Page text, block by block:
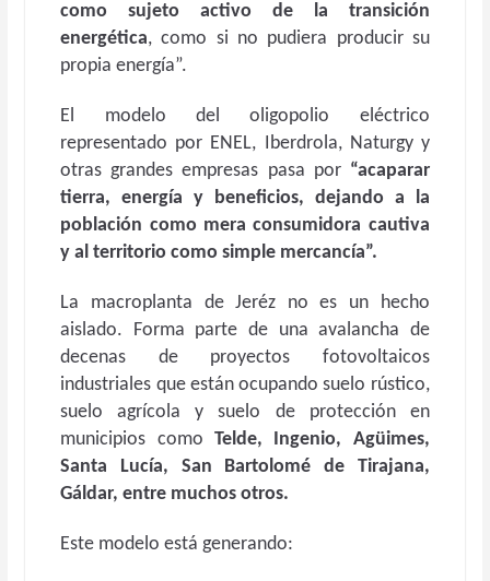
como sujeto activo de la transición
energética, como si no pudiera producir su
propia energía”.
El modelo del oligopolio eléctrico
representado por ENEL, Iberdrola, Naturgy y
otras grandes empresas pasa por “acaparar
tierra, energía y beneficios, dejando a la
población como mera consumidora cautiva
y al territorio como simple mercancía”.
La macroplanta de Jeréz no es un hecho
aislado. Forma parte de una avalancha de
decenas de proyectos fotovoltaicos
industriales que están ocupando suelo rústico,
suelo agrícola y suelo de protección en
municipios como Telde, Ingenio, Agüimes,
Santa Lucía, San Bartolomé de Tirajana,
Gáldar, entre muchos otros.
Este modelo está generando: